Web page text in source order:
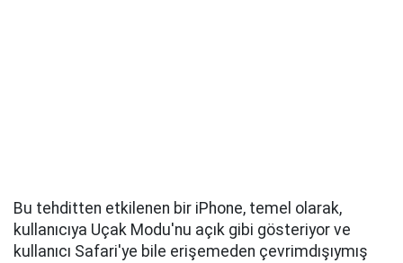
Bu tehditten etkilenen bir iPhone, temel olarak,
kullanıcıya Uçak Modu'nu açık gibi gösteriyor ve
kullanıcı Safari'ye bile erişemeden çevrimdışıymış